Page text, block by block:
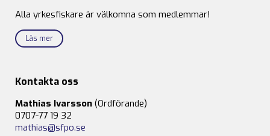
Alla yrkesfiskare är välkomna som medlemmar!
Läs mer
Kontakta oss
Mathias Ivarsson (Ordförande)
0707-77 19 32
mathias@sfpo.se